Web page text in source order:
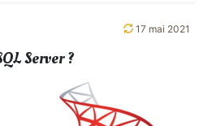
17 mai 2021
Server ?